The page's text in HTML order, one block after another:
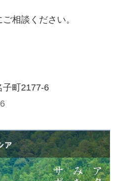
相談ください。
子町2177-6